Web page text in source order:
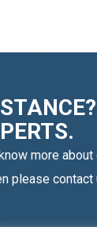
more
please